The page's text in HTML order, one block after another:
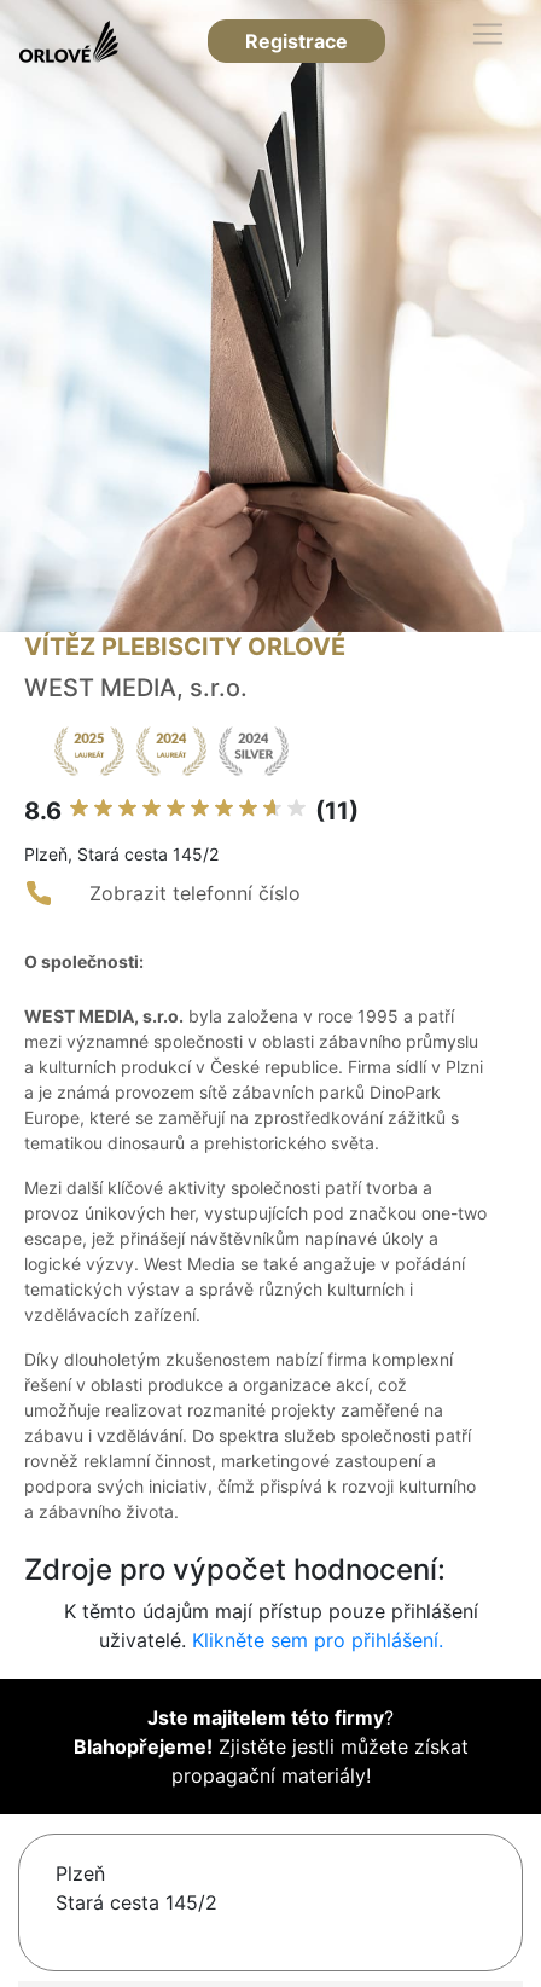
Registrace
VÍTĚZ PLEBISCITY ORLOVÉ
WEST MEDIA, s.r.o.
8.6 (11)
Plzeň, Stará cesta 145/2
Zobrazit telefonní číslo
O společnosti:
WEST MEDIA, s.r.o. byla založena v roce 1995 a patří
mezi významné společnosti v oblasti zábavního průmyslu
a kulturních produkcí v České republice. Firma sídlí v Plzni
a je známá provozem sítě zábavních parků DinoPark
Europe, které se zaměřují na zprostředkování zážitků s
tematikou dinosaurů a prehistorického světa.
Mezi další klíčové aktivity společnosti patří tvorba a
provoz únikových her, vystupujících pod značkou one-two
escape, jež přinášejí návštěvníkům napínavé úkoly a
logické výzvy. West Media se také angažuje v pořádání
tematických výstav a správě různých kulturních i
vzdělávacích zařízení.
Díky dlouholetým zkušenostem nabízí firma komplexní
řešení v oblasti produkce a organizace akcí, což
umožňuje realizovat rozmanité projekty zaměřené na
zábavu i vzdělávání. Do spektra služeb společnosti patří
rovněž reklamní činnost, marketingové zastoupení a
podpora svých iniciativ, čímž přispívá k rozvoji kulturního
a zábavního života.
Zdroje pro výpočet hodnocení:
K těmto údajům mají přístup pouze přihlášení
uživatelé. Klikněte sem pro přihlášení.
Jste majitelem této firmy?
Blahopřejeme! Zjistěte jestli můžete získat
propagační materiály!
Plzeň
Stará cesta 145/2